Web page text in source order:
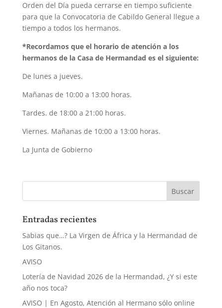
Orden del Día pueda cerrarse en tiempo suficiente
para que la Convocatoria de Cabildo General llegue a
tiempo a todos los hermanos.
*Recordamos que el horario de atención a los
hermanos de la Casa de Hermandad es el siguiente:
De lunes a jueves.
Mañanas de 10:00 a 13:00 horas.
Tardes. de 18:00 a 21:00 horas.
Viernes. Mañanas de 10:00 a 13:00 horas.
La Junta de Gobierno
Entradas recientes
Sabias que…? La Virgen de África y la Hermandad de
Los Gitanos.
AVISO
Lotería de Navidad 2026 de la Hermandad, ¿Y si este
año nos toca?
AVISO | En Agosto, Atención al Hermano sólo online